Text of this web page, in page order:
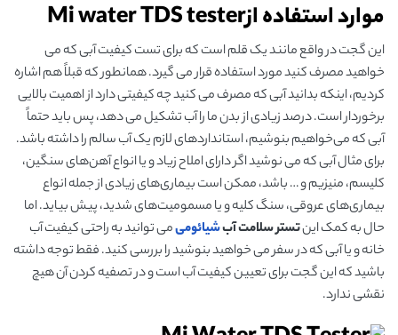
موارد استفاده ازMi water TDS tester
این گجت در واقع مانند یک قلم است که برای تست کیفیت آبی که می
خواهید مصرف کنید مورد استفاده قرار می گیرد. همانطور که قبلاً هم اشاره
کردیم، اینکه بدانید آبی که مصرف می کنید چه کیفیتی دارد از اهمیت بالایی
برخوردار است. درصد زیادی از بدن ما را آب تشکیل می دهد، پس باید حتماً
آبی که می‌خواهیم بنوشیم، استاندارد‌های لازم یک آب سالم را داشته باشد.
برای مثال آبی که می نوشید اگر دارای املاح زیاد و یا انواع آهن‌های سنگین،
کلیسم، منیزیم و … باشد، ممکن است بیماری‌های زیادی از جمله انواع
بیماری‌های عروقی، سنگ کلیه و یا مسمومیت‌های شدید، پیش بیاید. اما
حال به کمک اینتستر سلامت آبشیائومیمی توانید به راحتی کیفیت آب
خانه و یا آبی که در سفر می خواهید بنوشید را بررسی کنید. فقط توجه داشته
باشید که این گجت برای تعیین کیفیت آب است و در تصفیه کردن آن هیچ
نقشی ندارد.